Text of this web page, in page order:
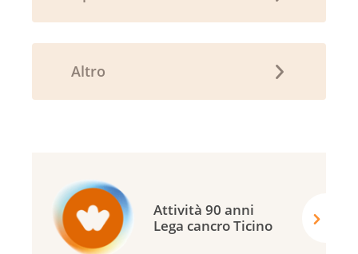
Altro
Attività 90 anni
Lega cancro Ticino